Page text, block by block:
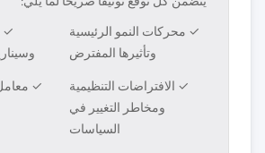
✓ محركات النمو الرئيسية
وتأثيرها المفترض
✓
✓ الافتراضات التنظيمية
ومخاطر التغيير في
السياسات
✓